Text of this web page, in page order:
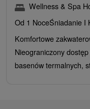
Wellness & Spa
Od 1 NoceŚniadanie I
Komfortowe
Nieograniczony
basenów termalnych,